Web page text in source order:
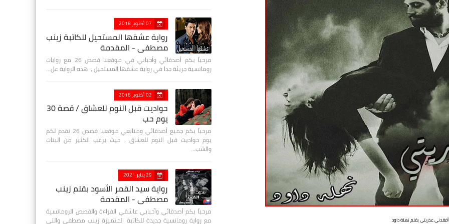
أفقدنى عذريتى بقلم نهلة داود
07 أكتوبر 2018
رواية عشقها المستحيل للكاتبة زينب
مصطفي - المقدمة
مرحباً بكم أصدقائي وأحبابي في موقعنا قصص 26 مع روايات
رومانسية جريئة جدا في رواية عشقها المستحيل ، هذه الرواية عل…
02 أكتوبر 2018
حواديت قبل النوم للعشاق / قصة 30
يوم حب
مرحباً بكم جميع أصدقائي ومتابعي موقعنا قصص 26 نقدم لكم
يوم حواديت قبل النوم للعشاق ، حيث يرغب الكثير من البنات
والشب…
29 يناير 2021
رواية سيد القمر الأسود بقلم زينب
مصطفي - المقدمة
مرحباً بكم أصدقائي وأحبابي عاشقي القراءة والقصص الرومانسية
مع رواية رومانسية جديدة للكاتبة المتميزة زينب مصطفى والتي